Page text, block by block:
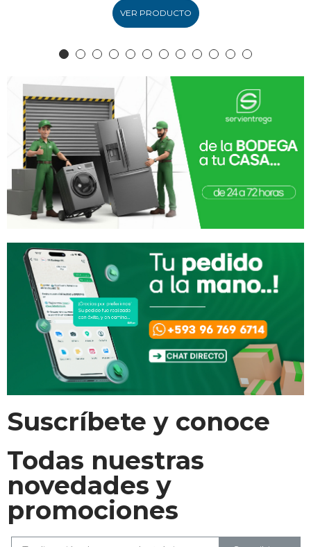
VER PRODUCTO
Suscríbete y conoce
Todas nuestras
novedades y
promociones